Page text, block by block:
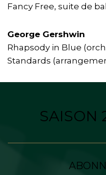
Fancy Free, suite de
George Gershwin
Rhapsody in Blue
Standards
SAISON